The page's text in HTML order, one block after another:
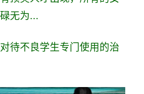
无为...
待不良学生专门使用的治